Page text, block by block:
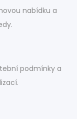
nabídku a
podmínky a